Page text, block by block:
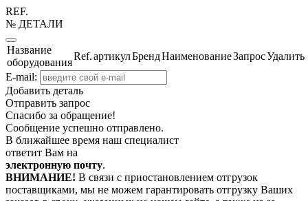
REF.
№ ДЕТАЛИ
Название
оборудования
Ref.артикулБрендНаименованиеЗапросУдалить
E-mail:
Добавить деталь
Отправить запрос
Спасибо за обращение!
Сообщение успешно отправлено.
В ближайшее время наш специалист
ответит Вам на
электронную почту.
ВНИМАНИЕ! В связи с приостановлением отгрузок
поставщиками, мы не можем гарантировать отгрузку Ваших